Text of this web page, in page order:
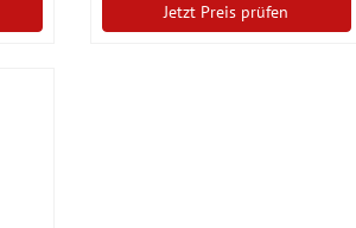
Jetzt Preis prüfen